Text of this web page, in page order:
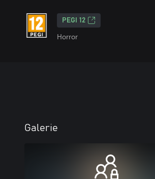
PEGI 12
Horror
Galerie